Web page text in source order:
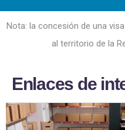
Nota: la concesión de una
al territorio de la
Enl aces de int